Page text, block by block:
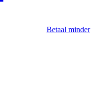
Betaal minder